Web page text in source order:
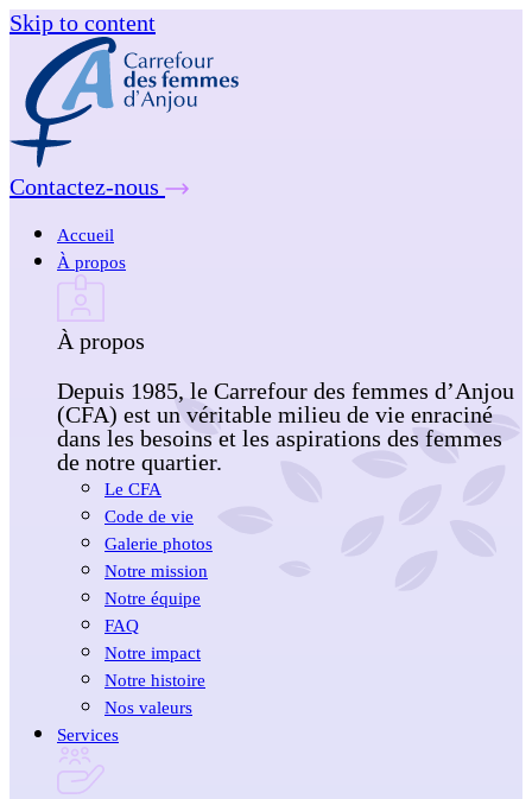
Skip to content
Contactez-nous
Accueil
À propos
À propos
Depuis 1985, le Carrefour des femmes d’Anjou
(CFA) est un véritable milieu de vie enraciné
dans les besoins et les aspirations des femmes
de notre quartier.
Le CFA
Code de vie
Galerie photos
Notre mission
Notre équipe
FAQ
Notre impact
Notre histoire
Nos valeurs
Services